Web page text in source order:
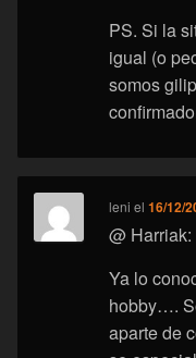
PS. Si la
igual (o
somos
leni el16/12/
@ Harriak:
Ya lo
hobby….
aparte de